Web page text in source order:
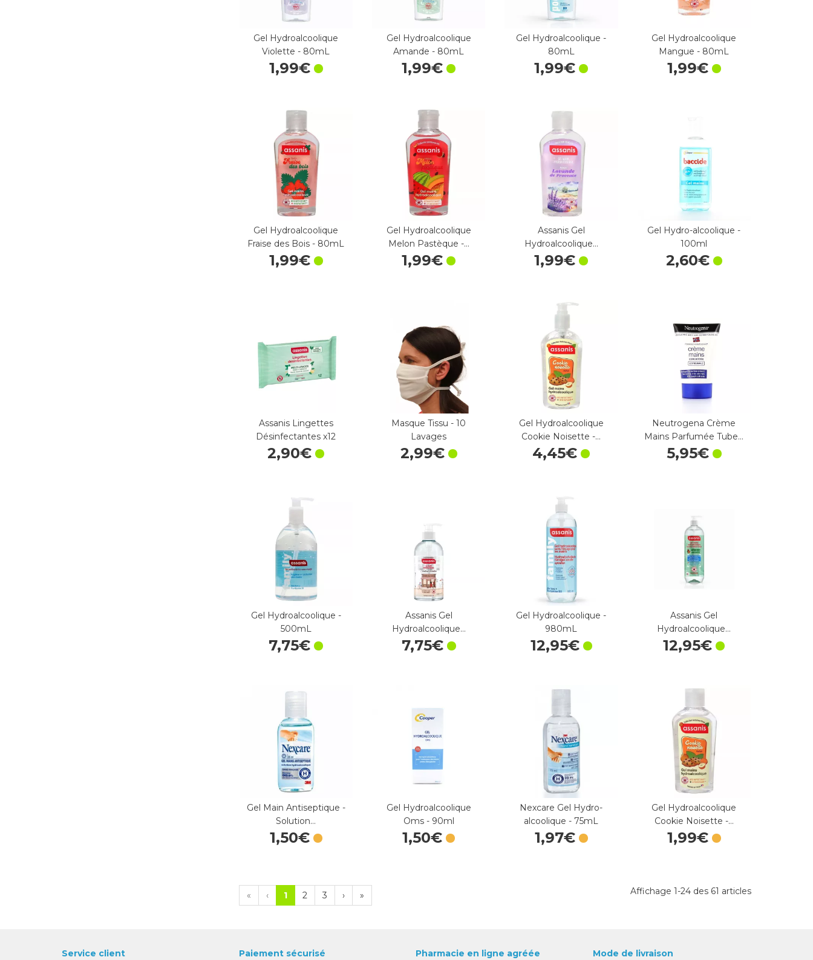
Gel Hydroalcoolique
Violette - 80mL
1,99€
Gel Hydroalcoolique
Amande - 80mL
1,99€
Gel Hydroalcoolique -
80mL
1,99€
Gel Hydroalcoolique
Mangue - 80mL
1,99€
Gel Hydroalcoolique
Fraise des Bois - 80mL
1,99€
Gel Hydroalcoolique
Melon Pastèque -…
1,99€
Assanis Gel
Hydroalcoolique…
1,99€
Gel Hydro-alcoolique -
100ml
2,60€
Assanis Lingettes
Désinfectantes x12
2,90€
Masque Tissu - 10
Lavages
2,99€
Gel Hydroalcoolique
Cookie Noisette -…
4,45€
Neutrogena Crème
Mains Parfumée Tube…
5,95€
Gel Hydroalcoolique -
500mL
7,75€
Assanis Gel
Hydroalcoolique…
7,75€
Gel Hydroalcoolique -
980mL
12,95€
Assanis Gel
Hydroalcoolique…
12,95€
Gel Main Antiseptique -
Solution…
1,50€
Gel Hydroalcoolique
Oms - 90ml
1,50€
Nexcare Gel Hydro-
alcoolique - 75mL
1,97€
Gel Hydroalcoolique
Cookie Noisette -…
1,99€
« ‹ 1 2 3 › » Affichage 1-24 des 61 articles
Service client Paiement sécurisé Pharmacie en ligne agréée Mode de livraison